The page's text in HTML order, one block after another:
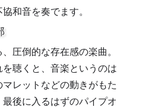
和音を奏でます。
圧倒的な存在感の楽曲。
聴くと、音楽というのは
レットなどの動きがもた
後に入るはずのパイプオ